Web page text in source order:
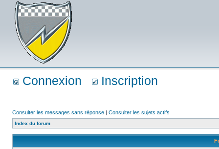
Connexion Inscription
Consulter les messages sans réponse | Consulter les sujets actifs
Index du forum